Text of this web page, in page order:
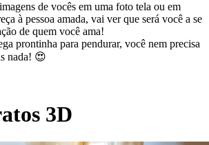
de vocês em uma foto tela ou em
à pessoa amada, vai ver que será você a se
de quem você ama!
prontinha para pendurar, você nem precisa
nada! 😍
3D